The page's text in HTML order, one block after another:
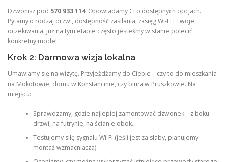
Dzwonisz pod 570 933 114. Opowiadamy Ci o dostępnych opcjach.
Pytamy o rodzaj drzwi, dostępność zasilania, zasięg Wi‑Fi i Twoje
oczekiwania. Już na tym etapie często jesteśmy w stanie polecić
konkretny model.
Krok 2: Darmowa wizja lokalna
Umawiamy się na wizytę. Przyjeżdżamy do Ciebie – czy to do mieszkania
na Mokotowie, domu w Konstancinie, czy biura w Pruszkowie. Na
miejscu:
Sprawdzamy, gdzie najlepiej zamontować dzwonek – z boku
drzwi, na futrynie, na ścianie obok.
Testujemy siłę sygnału Wi‑Fi (jeśli jest za słaby, planujemy
montaż wzmacniacza).